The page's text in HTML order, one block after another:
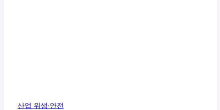
산업 위생·안전